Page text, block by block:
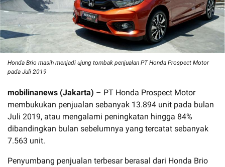
Honda Brio masih menjadi ujung tombak penjualan PT Honda Prospect Motor
pada Juli 2019
mobilinanews (Jakarta) – PT Honda Prospect Motor
membukukan penjualan sebanyak 13.894 unit pada bulan
Juli 2019, atau mengalami peningkatan hingga 84%
dibandingkan bulan sebelumnya yang tercatat sebanyak
7.563 unit.
Penyumbang penjualan terbesar berasal dari Honda Brio